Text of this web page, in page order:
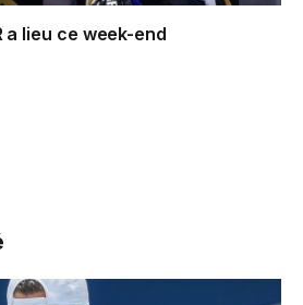
a lieu ce week-end